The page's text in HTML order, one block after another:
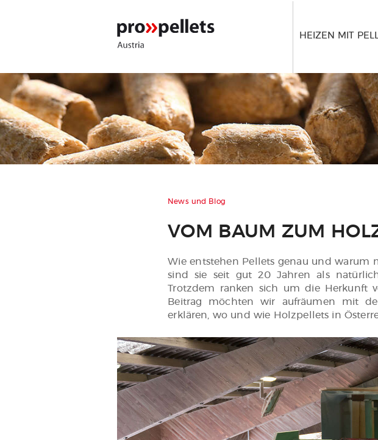
HEIZEN MIT
News und Blog
VOM BAUM ZUM
Wie entstehen Pellets genau und warum
sind sie seit gut 20 Jahren als
Trotzdem ranken sich um die Herkunft
Beitrag möchten wir aufräumen mit
erklären, wo und wie Holzpellets in